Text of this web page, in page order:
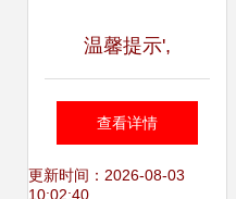
温馨提示',
查看详情
更新时间：2026-08-03
10:02:40